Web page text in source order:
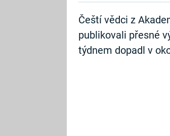
Čeští vědci z
publikovali přesné
týdnem dopadl v